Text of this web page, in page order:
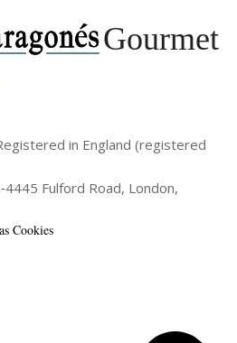
Gourmet
in England (registered
Fulford Road, London,
Cookies